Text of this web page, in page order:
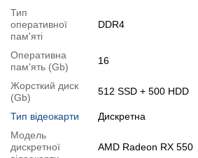
Контрастність дисплея:
Кути огляду:
Вбудовані колонки:
Вага:5.5 кг
Порти:1x VGA, 1x DVI, 2x Audio
Стан:
чистий; на корпусі можуть бути сліди
Встановлено SSD на
Тип
оперативної
пам'яті
DDR4
Оперативна
пам'ять (Gb)
16
Жорсткий диск
(Gb)
512 SSD + 500 HDD
Тип відеокарти
Дискретна
Модель
дискретної
AMD Radeon RX 550